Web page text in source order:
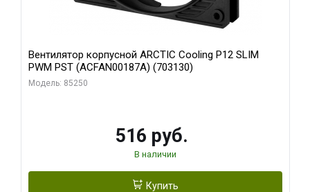
Вентилятор корпусной ARCTIC Cooling P12 SLIM
PWM PST (ACFAN00187A) (703130)
Модель: 85250
516 руб.
В наличии
Купить